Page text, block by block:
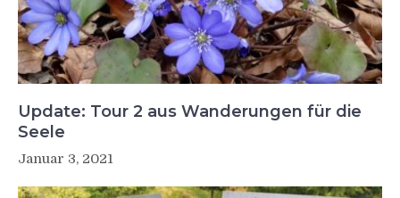
Update: Tour 2 aus Wanderungen für die
Seele
Januar 3, 2021